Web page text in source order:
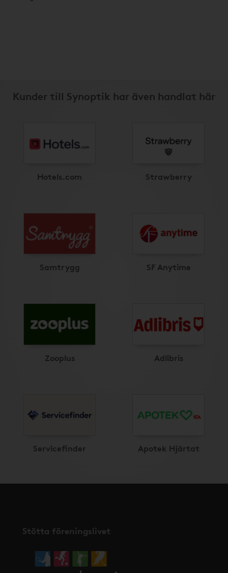
Kunder till Synoptik har även handlat här
Hotels.com Strawberry
Samtrygg SF Anytime
Zooplus Adlibris
Servicefinder Apotek Hjärtat
Stötta föreningslivet